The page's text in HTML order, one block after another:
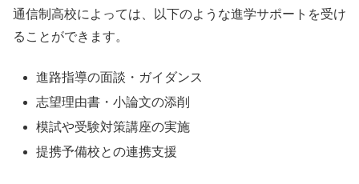
通信制高校によっては、以下のような進学サポートを受け
ることができます。
進路指導の面談・ガイダンス
志望理由書・小論文の添削
模試や受験対策講座の実施
提携予備校との連携支援